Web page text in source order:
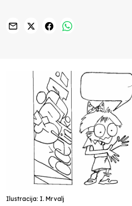
Ilustracija: I. Mrvalj